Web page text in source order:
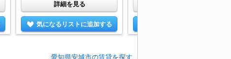
詳細を見る
気になるリストに追加する
愛知県安城市の賃貸を探す